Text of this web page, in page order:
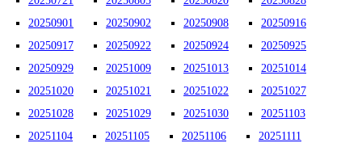
20250901
20250902 20250908
20250916
20250917
20250922 20250924
20250925
20250929
20251009 20251013
20251014
20251020
20251021 20251022
20251027
20251028
20251029 20251030
20251103
20251104
20251105 20251106
20251111